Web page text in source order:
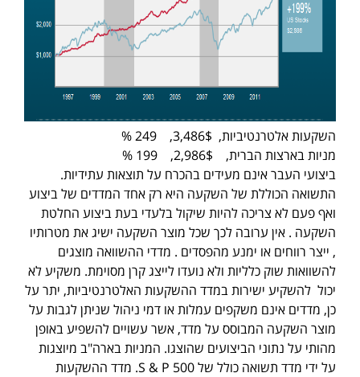
השקעות אלטרנטיביות, 3,486$, 249 %
מניות בארצות הברית, 2,986$, 199 %
ביצועי העבר אינם מעידים בהכרח על תוצאות עתידיות.
התשואה הכוללת של השקעה היא רק אחד המדדים של ביצוע
ואף פעם לא צריכה להיות שיקול בלעדי בעת ביצוע החלטת
השקעה . אין ערובה לכך שכל מוצר השקעה ישיג את מטרותיו
, ייצר רווחים או ימנע מהפסדים . מדדי ההשוואה מוצגים
להשוואות שוק כלליות ולא נועדו לייצג קרן מסוימת. משקיע לא
יכול להשקיע ישירות במדד ההשקעות האלטרנטיביות, יתר על
כן, מדדים אינם משקפים עמלות או דמי ניהול שניתן לגבות על
מוצר השקעה המבוסס על מדד, אשר עשויים להשפיע באופן
מהותי על נתוני הביצועים שהוצגו. המניות בארה"ב מיוצגות
על ידי מדד תשואה כולל של S & P 500. מדד ההשקעות